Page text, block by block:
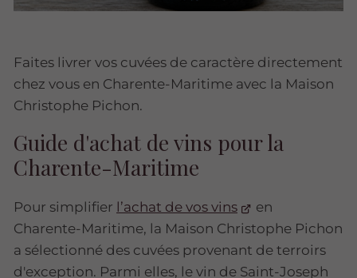
Faites livrer vos cuvées de caractère directement
chez vous en Charente-Maritime avec la Maison
Christophe Pichon.
Guide d'achat de vins pour la
Charente-Maritime
Pour simplifier l’achat de vos vins
en
Charente-Maritime, la Maison Christophe Pichon
a sélectionné des cuvées provenant de terroirs
d'exception. Parmi elles, le vin de Saint-Joseph